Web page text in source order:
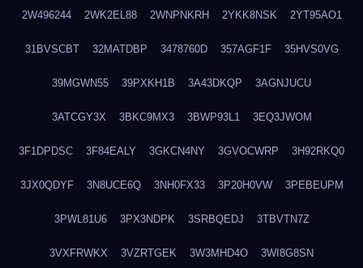
2W496244 2WK2EL88 2WNPNKRH 2YKK8NSK 2YT95AO1
31BVSCBT 32MATDBP 3478760D 357AGF1F 35HVS0VG
39MGWN55 39PXKH1B 3A43DKQP 3AGNJUCU
3ATCGY3X 3BKC9MX3 3BWP93L1 3EQ3JWOM
3F1DPDSC 3F84EALY 3GKCN4NY 3GVOCWRP 3H92RKQ0
3JX0QDYF 3N8UCE6Q 3NH0FX33 3P20H0VW 3PEBEUPM
3PWL81U6 3PX3NDPK 3SRBQEDJ 3TBVTN7Z
3VXFRWKX 3VZRTGEK 3W3MHD4O 3WI8G8SN